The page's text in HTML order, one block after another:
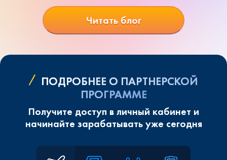
Узбекистан.
Читать блог
ПОДРОБНЕЕ О ПАРТНЕРСКОЙ
ПРОГРАММЕ
Получите доступ в личный кабинет и
начинайте зарабатывать уже сегодня